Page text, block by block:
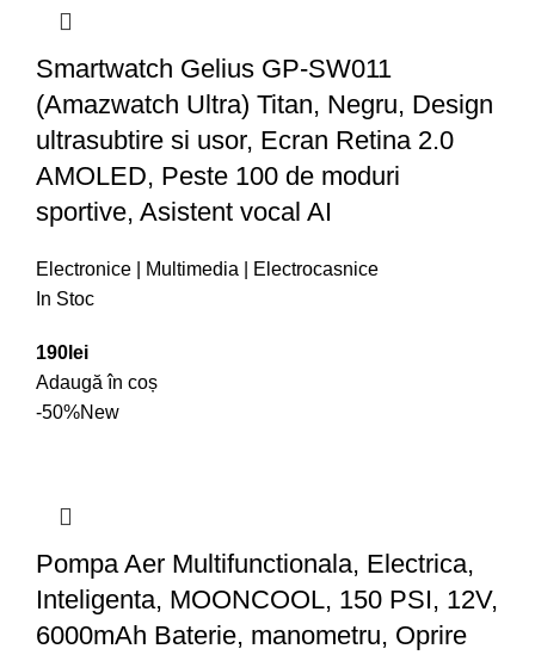
Smartwatch Gelius GP-SW011
(Amazwatch Ultra) Titan, Negru, Design
ultrasubtire si usor, Ecran Retina 2.0
AMOLED, Peste 100 de moduri
sportive, Asistent vocal AI
Electronice | Multimedia | Electrocasnice
In Stoc
190 lei
Adaugă în coș
-50%New
Pompa Aer Multifunctionala, Electrica,
Inteligenta, MOONCOOL, 150 PSI, 12V,
6000mAh Baterie, manometru, Oprire